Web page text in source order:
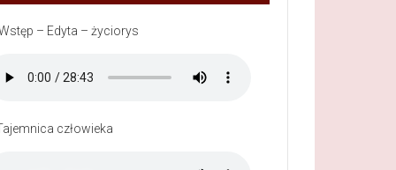
– Edyta – życiorys
człowieka